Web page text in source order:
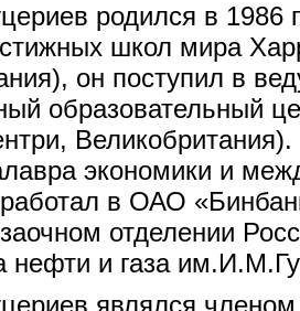
родился в 1986
школ мира
он поступил в
образовательный
экономики и
в ОАО
отделении
нефти и газа
являлся